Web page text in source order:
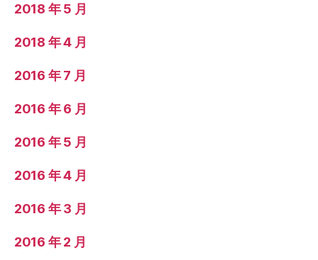
2018 年 5 月
2018 年 4 月
2016 年 7 月
2016 年 6 月
2016 年 5 月
2016 年 4 月
2016 年 3 月
2016 年 2 月